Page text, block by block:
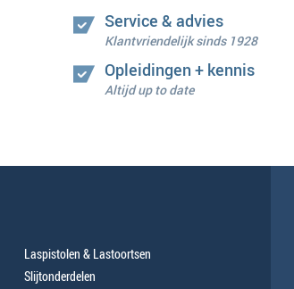
Service & advies
Klantvriendelijk sinds 1928
Opleidingen + kennis
Altijd up to date
Laspistolen & Lastoortsen
Slijtonderdelen